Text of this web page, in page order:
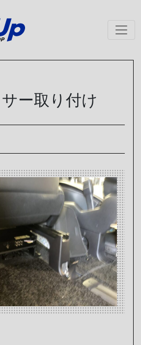
ョン
ー取り付け